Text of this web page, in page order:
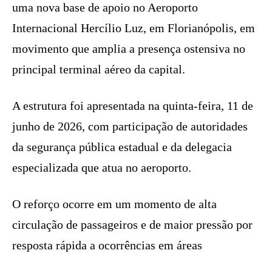
uma nova base de apoio no Aeroporto
Internacional Hercílio Luz, em Florianópolis, em
movimento que amplia a presença ostensiva no
principal terminal aéreo da capital.
A estrutura foi apresentada na quinta-feira, 11 de
junho de 2026, com participação de autoridades
da segurança pública estadual e da delegacia
especializada que atua no aeroporto.
O reforço ocorre em um momento de alta
circulação de passageiros e de maior pressão por
resposta rápida a ocorrências em áreas